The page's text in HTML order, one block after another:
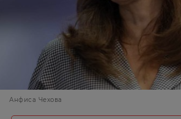
Анфиса Чехова